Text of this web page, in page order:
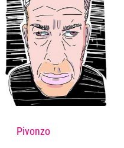
Pivonzo